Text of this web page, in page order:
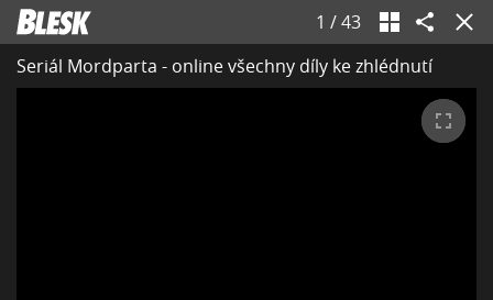
1 /43
Seriál Mordparta - online všechny díly ke zhlédnutí